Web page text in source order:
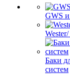
GWS
Баки
систем